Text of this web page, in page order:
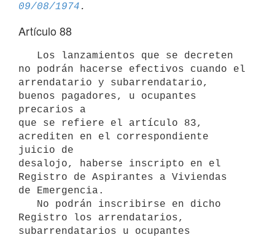
09/08/1974
Artículo 88
no podrán hacerse efectivos cuando el
arrendatario y subarrendatario,
buenos pagadores, u ocupantes
precarios a
que se refiere el artículo 83,
acrediten en el correspondiente
juicio de
desalojo, haberse inscripto en el
Registro de Aspirantes a Viviendas
de Emergencia.
Registro los arrendatarios,
subarrendatarios u ocupantes